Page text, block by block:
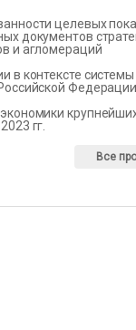
целевых
документов
и агломераций
в контексте
Федерации
гг.
Все